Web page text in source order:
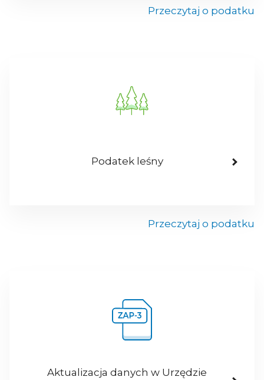
Przeczytaj o podatku
Podatek leśny
Przeczytaj o podatku
Aktualizacja danych w Urzędzie